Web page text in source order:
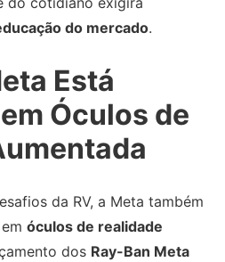
do mercado.
Está
Óculos de
da RV, a Meta também
óculos de realidade
dos Ray-Ban Meta